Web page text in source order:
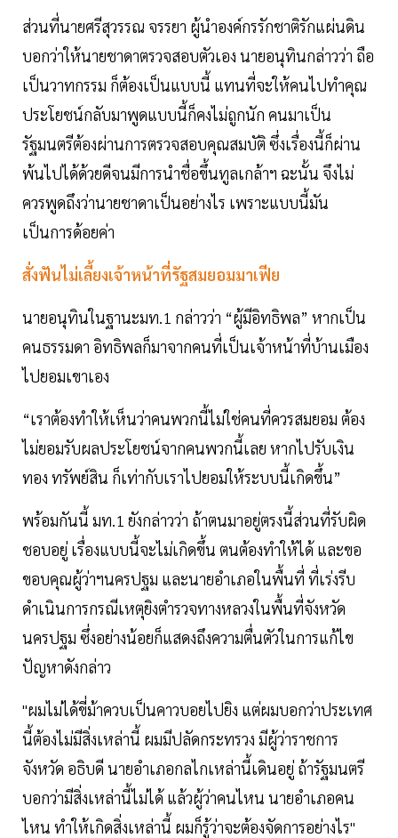
ส่วนที่นายศรีสุวรรณ จรรยา ผู้นำองค์กรรักชาติรักแผ่นดิน
บอกว่าให้นายชาดาตรวจสอบตัวเอง นายอนุทินกล่าวว่า ถือ
เป็นวาทกรรม ก็ต้องเป็นแบบนี้ แทนที่จะให้คนไปทำคุณ
ประโยชน์กลับมาพูดแบบนี้ก็คงไม่ถูกนัก คนมาเป็น
รัฐมนตรีต้องผ่านการตรวจสอบคุณสมบัติ ซึ่งเรื่องนี้ก็ผ่าน
พ้นไปได้ด้วยดีจนมีการนำชื่อขึ้นทูลเกล้าฯ ฉะนั้น จึงไม่
ควรพูดถึงว่านายชาดาเป็นอย่างไร เพราะแบบนี้มัน
เป็นการด้อยค่า
สั่งฟันไม่เลี้ยงเจ้าหน้าที่รัฐสมยอมมาเฟีย
นายอนุทินในฐานะมท.1 กล่าวว่า “ผู้มีอิทธิพล” หากเป็น
คนธรรมดา อิทธิพลก็มาจากคนที่เป็นเจ้าหน้าที่บ้านเมือง
ไปยอมเขาเอง
“เราต้องทำให้เห็นว่าคนพวกนี้ไม่ใช่คนที่ควรสมยอม ต้อง
ไม่ยอมรับผลประโยชน์จากคนพวกนี้เลย หากไปรับเงิน
ทอง ทรัพย์สิน ก็เท่ากับเราไปยอมให้ระบบนี้เกิดขึ้น”
พร้อมกันนี้ มท.1 ยังกล่าวว่า ถ้าตนมาอยู่ตรงนี้ส่วนที่รับผิด
ชอบอยู่ เรื่องแบบนี้จะไม่เกิดขึ้น ตนต้องทำให้ได้ และขอ
ขอบคุณผู้ว่าฯนครปฐม และนายอำเภอในพื้นที่ ที่เร่งรีบ
ดำเนินการกรณีเหตุยิงตำรวจทางหลวงในพื้นที่จังหวัด
นครปฐม ซึ่งอย่างน้อยก็แสดงถึงความตื่นตัวในการแก้ไข
ปัญหาดังกล่าว
"ผมไม่ได้ขี่ม้าควบเป็นคาวบอยไปยิง แต่ผมบอกว่าประเทศ
นี้ต้องไม่มีสิ่งเหล่านี้ ผมมีปลัดกระทรวง มีผู้ว่าราชการ
จังหวัด อธิบดี นายอำเภอกลไกเหล่านี้เดินอยู่ ถ้ารัฐมนตรี
บอกว่ามีสิ่งเหล่านี้ไม่ได้ แล้วผู้ว่าคนไหน นายอำเภอคน
ไหน ทำให้เกิดสิ่งเหล่านี้ ผมก็รู้ว่าจะต้องจัดการอย่างไร"